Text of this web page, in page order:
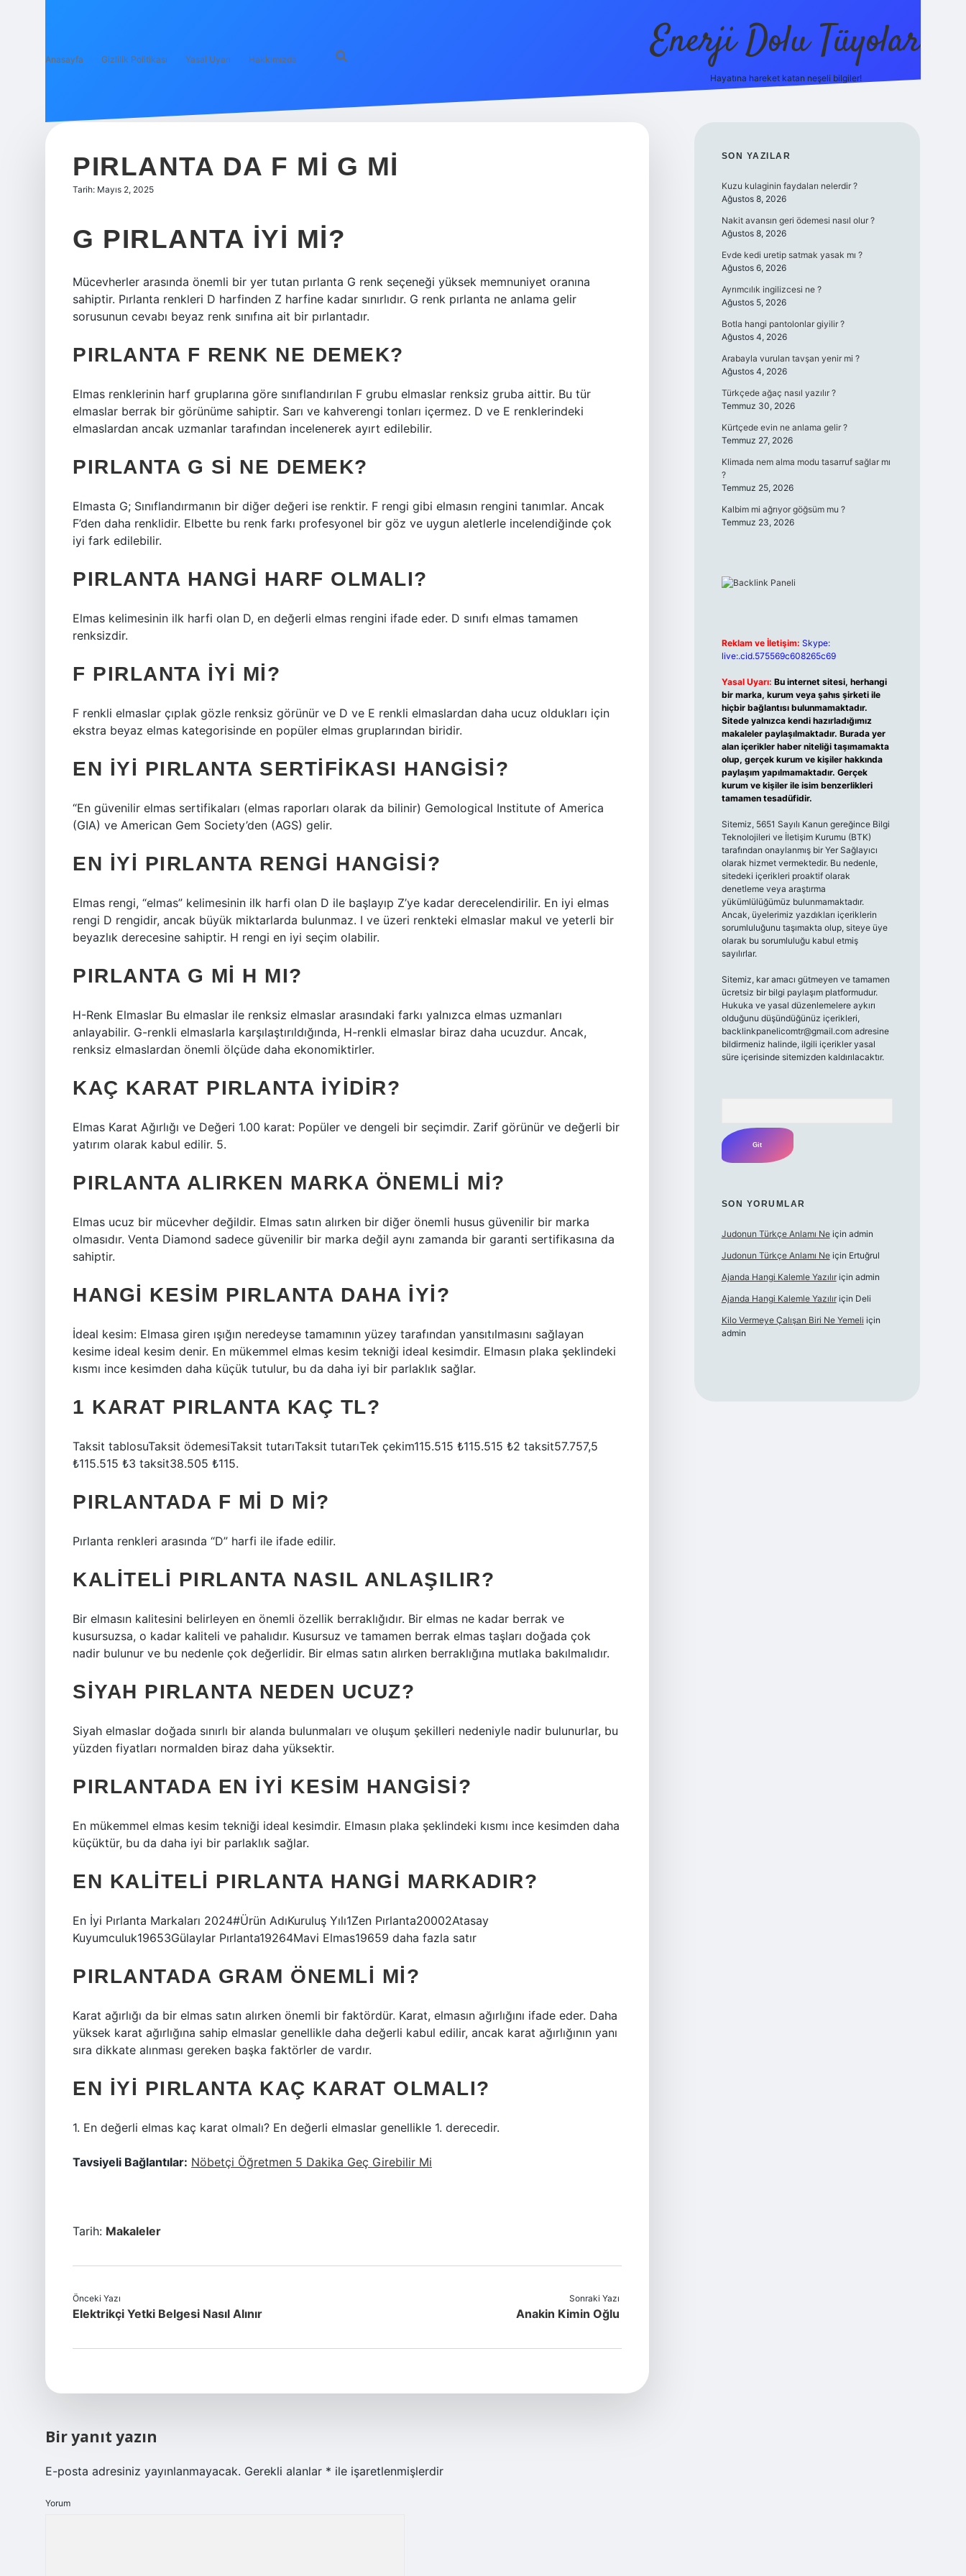
Anasayfa Gizlilik Politikası Yasal Uyarı Hakkımızda Enerji Dolu Tüyolar
Hayatına hareket katan neşeli bilgiler!
PIRLANTA DA F MI G MI
Tarih: Mayıs 2, 2025
G PIRLANTA IYI MI?
Mücevherler arasında önemli bir yer tutan pırlanta G renk seçeneği yüksek memnuniyet oranına
sahiptir. Pırlanta renkleri D harfinden Z harfine kadar sınırlıdır. G renk pırlanta ne anlama gelir
sorusunun cevabı beyaz renk sınıfına ait bir pırlantadır.
PIRLANTA F RENK NE DEMEK?
Elmas renklerinin harf gruplarına göre sınıflandırılan F grubu elmaslar renksiz gruba aittir. Bu tür
elmaslar berrak bir görünüme sahiptir. Sarı ve kahverengi tonları içermez. D ve E renklerindeki
elmaslardan ancak uzmanlar tarafından incelenerek ayırt edilebilir.
PIRLANTA G SI NE DEMEK?
Elmasta G; Sınıflandırmanın bir diğer değeri ise renktir. F rengi gibi elmasın rengini tanımlar. Ancak
F’den daha renklidir. Elbette bu renk farkı profesyonel bir göz ve uygun aletlerle incelendiğinde çok
iyi fark edilebilir.
PIRLANTA HANGI HARF OLMALI?
Elmas kelimesinin ilk harfi olan D, en değerli elmas rengini ifade eder. D sınıfı elmas tamamen
renksizdir.
F PIRLANTA IYI MI?
F renkli elmaslar çıplak gözle renksiz görünür ve D ve E renkli elmaslardan daha ucuz oldukları için
ekstra beyaz elmas kategorisinde en popüler elmas gruplarından biridir.
EN IYI PIRLANTA SERTIFIKASI HANGISI?
“En güvenilir elmas sertifikaları (elmas raporları olarak da bilinir) Gemological Institute of America
(GIA) ve American Gem Society’den (AGS) gelir.
EN IYI PIRLANTA RENGI HANGISI?
Elmas rengi, “elmas” kelimesinin ilk harfi olan D ile başlayıp Z’ye kadar derecelendirilir. En iyi elmas
rengi D rengidir, ancak büyük miktarlarda bulunmaz. I ve üzeri renkteki elmaslar makul ve yeterli bir
beyazlık derecesine sahiptir. H rengi en iyi seçim olabilir.
PIRLANTA G MI H MI?
H-Renk Elmaslar Bu elmaslar ile renksiz elmaslar arasındaki farkı yalnızca elmas uzmanları
anlayabilir. G-renkli elmaslarla karşılaştırıldığında, H-renkli elmaslar biraz daha ucuzdur. Ancak,
renksiz elmaslardan önemli ölçüde daha ekonomiktirler.
KAÇ KARAT PIRLANTA IYIDIR?
Elmas Karat Ağırlığı ve Değeri 1.00 karat: Popüler ve dengeli bir seçimdir. Zarif görünür ve değerli bir
yatırım olarak kabul edilir. 5.
PIRLANTA ALIRKEN MARKA ÖNEMLI MI?
Elmas ucuz bir mücevher değildir. Elmas satın alırken bir diğer önemli husus güvenilir bir marka
olmasıdır. Venta Diamond sadece güvenilir bir marka değil aynı zamanda bir garanti sertifikasına da
sahiptir.
HANGI KESIM PIRLANTA DAHA IYI?
İdeal kesim: Elmasa giren ışığın neredeyse tamamının yüzey tarafından yansıtılmasını sağlayan
kesime ideal kesim denir. En mükemmel elmas kesim tekniği ideal kesimdir. Elmasın plaka şeklindeki
kısmı ince kesimden daha küçük tutulur, bu da daha iyi bir parlaklık sağlar.
1 KARAT PIRLANTA KAÇ TL?
Taksit tablosuTaksit ödemesiTaksit tutarıTaksit tutarıTek çekim115.515 ₺115.515 ₺2 taksit57.757,5
₺115.515 ₺3 taksit38.505 ₺115.
PIRLANTADA F MI D MI?
Pırlanta renkleri arasında “D” harfi ile ifade edilir.
KALITELI PIRLANTA NASIL ANLAŞILIR?
Bir elmasın kalitesini belirleyen en önemli özellik berraklığıdır. Bir elmas ne kadar berrak ve
kusursuzsa, o kadar kaliteli ve pahalıdır. Kusursuz ve tamamen berrak elmas taşları doğada çok
nadir bulunur ve bu nedenle çok değerlidir. Bir elmas satın alırken berraklığına mutlaka bakılmalıdır.
SIYAH PIRLANTA NEDEN UCUZ?
Siyah elmaslar doğada sınırlı bir alanda bulunmaları ve oluşum şekilleri nedeniyle nadir bulunurlar, bu
yüzden fiyatları normalden biraz daha yüksektir.
PIRLANTADA EN IYI KESIM HANGISI?
En mükemmel elmas kesim tekniği ideal kesimdir. Elmasın plaka şeklindeki kısmı ince kesimden daha
küçüktür, bu da daha iyi bir parlaklık sağlar.
EN KALITELI PIRLANTA HANGI MARKADIR?
En İyi Pırlanta Markaları 2024#Ürün AdıKuruluş Yılı1Zen Pırlanta20002Atasay
Kuyumculuk19653Gülaylar Pırlanta19264Mavi Elmas19659 daha fazla satır
PIRLANTADA GRAM ÖNEMLI MI?
Karat ağırlığı da bir elmas satın alırken önemli bir faktördür. Karat, elmasın ağırlığını ifade eder. Daha
yüksek karat ağırlığına sahip elmaslar genellikle daha değerli kabul edilir, ancak karat ağırlığının yanı
sıra dikkate alınması gereken başka faktörler de vardır.
EN IYI PIRLANTA KAÇ KARAT OLMALI?
1. En değerli elmas kaç karat olmalı? En değerli elmaslar genellikle 1. derecedir.
Tavsiyeli Bağlantılar: Nöbetçi Öğretmen 5 Dakika Geç Girebilir Mi
Tarih: Makaleler
Önceki Yazı
Elektrikçi Yetki Belgesi Nasıl Alınır
Sonraki Yazı
Anakin Kimin Oğlu
Bir yanıt yazın
E-posta adresiniz yayınlanmayacak. Gerekli alanlar * ile işaretlenmişlerdir
Yorum
SIDEBAR
SON YAZILAR
Kuzu kulaginin faydaları nelerdir ?
Ağustos 8, 2026
Nakit avansın geri ödemesi nasıl olur ?
Ağustos 8, 2026
Evde kedi uretip satmak yasak mı ?
Ağustos 6, 2026
Ayrımcılık ingilizcesi ne ?
Ağustos 5, 2026
Botla hangi pantolonlar giyilir ?
Ağustos 4, 2026
Arabayla vurulan tavşan yenir mi ?
Ağustos 4, 2026
Türkçede ağaç nasıl yazılır ?
Temmuz 30, 2026
Kürtçede evin ne anlama gelir ?
Temmuz 27, 2026
Klimada nem alma modu tasarruf sağlar mı
?
Temmuz 25, 2026
Kalbim mi ağrıyor göğsüm mu ?
Temmuz 23, 2026
Reklam ve İletişim: Skype:
live:.cid.575569c608265c69
Yasal Uyarı: Bu internet sitesi, herhangi
bir marka, kurum veya şahıs şirketi ile
hiçbir bağlantısı bulunmamaktadır.
Sitede yalnızca kendi hazırladığımız
makaleler paylaşılmaktadır. Burada yer
alan içerikler haber niteliği taşımamakta
olup, gerçek kurum ve kişiler hakkında
paylaşım yapılmamaktadır. Gerçek
kurum ve kişiler ile isim benzerlikleri
tamamen tesadüfidir.
Sitemiz, 5651 Sayılı Kanun gereğince Bilgi
Teknolojileri ve İletişim Kurumu (BTK)
tarafından onaylanmış bir Yer Sağlayıcı
olarak hizmet vermektedir. Bu nedenle,
sitedeki içerikleri proaktif olarak
denetleme veya araştırma
yükümlülüğümüz bulunmamaktadır.
Ancak, üyelerimiz yazdıkları içeriklerin
sorumluluğunu taşımakta olup, siteye üye
olarak bu sorumluluğu kabul etmiş
sayılırlar.
Sitemiz, kar amacı gütmeyen ve tamamen
ücretsiz bir bilgi paylaşım platformudur.
Hukuka ve yasal düzenlemelere aykırı
olduğunu düşündüğünüz içerikleri,
backlinkpanelicomtr@gmail.comadresine
bildirmeniz halinde, ilgili içerikler yasal
süre içerisinde sitemizden kaldırılacaktır.
SON YORUMLAR
Judonun Türkçe Anlamı Neiçin admin
Judonun Türkçe Anlamı Neiçin Ertuğrul
Ajanda Hangi Kalemle Yazılıriçin admin
Ajanda Hangi Kalemle Yazılıriçin Deli
Kilo Vermeye Çalışan Biri Ne Yemeli için
admin